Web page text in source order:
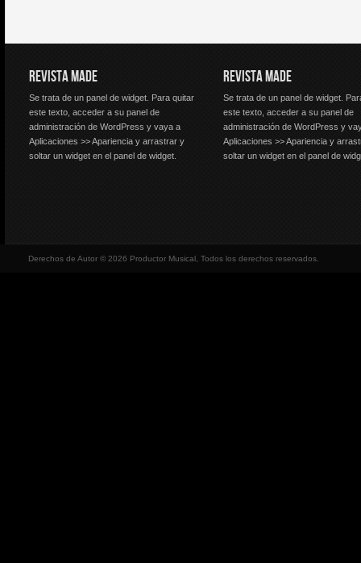
REVISTA MADE
Se trata de un panel de widget. Para quitar
este texto, acceder a su panel de
administración de WordPress y vaya a
Aplicaciones >> Apariencia y arrastrar y
soltar un widget en el panel de widget.
REVISTA MADE
Se trata de un panel de widget.
este texto, acceder a su panel de
administración de WordPress y
Aplicaciones >> Apariencia y
soltar un widget en el panel de
Derechos de Autor © 2026 Productor Musical, Todos los derechos reservados.